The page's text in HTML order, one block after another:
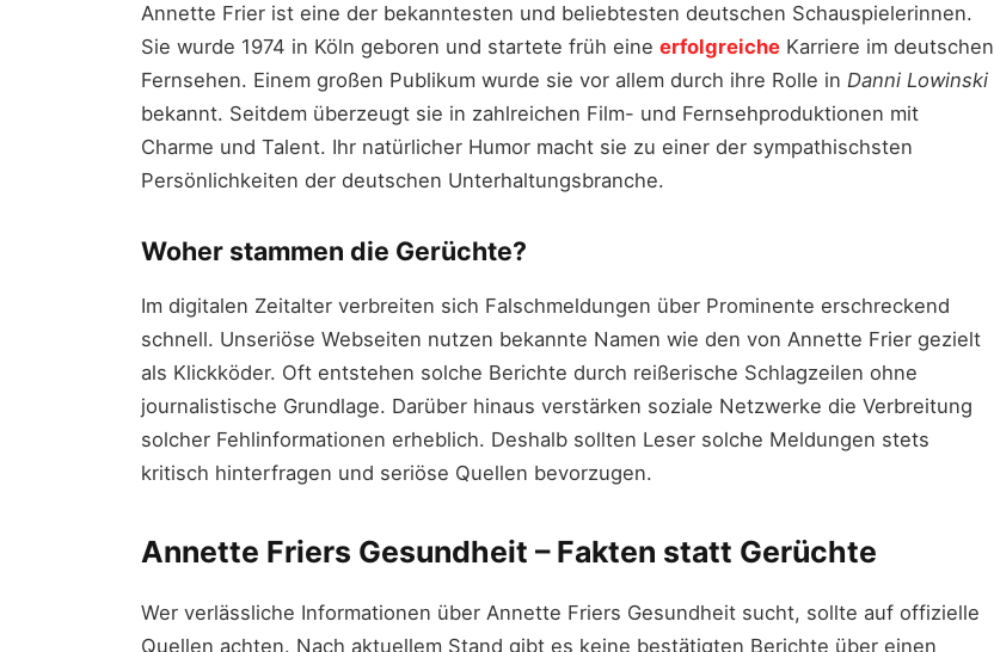
Annette Frier ist eine der bekanntesten und beliebtesten deutschen Schauspielerinnen.
Sie wurde 1974 in Köln geboren und startete früh eine erfolgreicheKarriere im deutschen
Fernsehen. Einem großen Publikum wurde sie vor allem durch ihre Rolle in Danni Lowinski
bekannt. Seitdem überzeugt sie in zahlreichen Film- und Fernsehproduktionen mit
Charme und Talent. Ihr natürlicher Humor macht sie zu einer der sympathischsten
Persönlichkeiten der deutschen Unterhaltungsbranche.
Woher stammen die Gerüchte?
Im digitalen Zeitalter verbreiten sich Falschmeldungen über Prominente erschreckend
schnell. Unseriöse Webseiten nutzen bekannte Namen wie den von Annette Frier gezielt
als Klickköder. Oft entstehen solche Berichte durch reißerische Schlagzeilen ohne
journalistische Grundlage. Darüber hinaus verstärken soziale Netzwerke die Verbreitung
solcher Fehlinformationen erheblich. Deshalb sollten Leser solche Meldungen stets
kritisch hinterfragen und seriöse Quellen bevorzugen.
Annette Friers Gesundheit – Fakten statt Gerüchte
Wer verlässliche Informationen über Annette Friers Gesundheit sucht, sollte auf offizielle
Quellen achten. Nach aktuellem Stand gibt es keine bestätigten Berichte über einen